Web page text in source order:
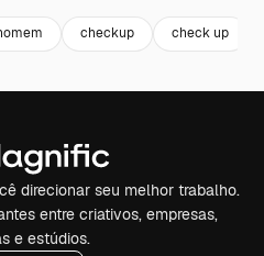
checkup check up
direcionar seu melhor trabalho.
entre criativos, empresas,
e estúdios.